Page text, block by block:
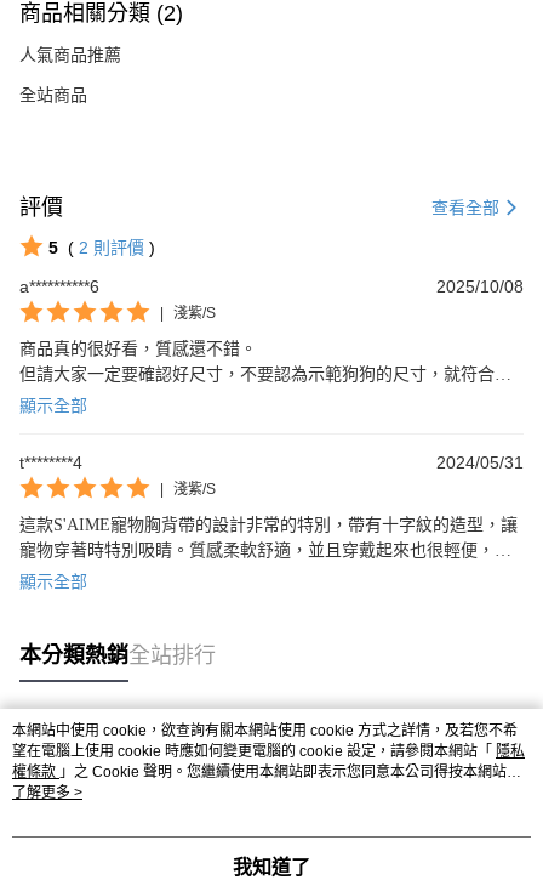
商品相關分類 (2)
人氣商品推薦
全站商品
評價 查看全部
5 ( 2 則評價 )
a**********6
2025/10/08
淺紫/S
商品真的很好看，質感還不錯。
但請大家一定要確認好尺寸，不要認為示範狗狗的尺寸，就符合你
家可愛的狗狗，買最小的也不是小型犬但還是太大。
斷片- -
問我要保留什麼商品，結果算我要保留的商品金額當退款金額，還
會硬扯胸背帶=胸背衣，問題我要保留的是牽繩，跟胸背什麼關係，
總之客服人員水準不一，讓人對品牌卻步 謝謝
顯示全部
t********4 2024/05/31
淺紫/S
這款S'AIME寵物胸背帶的設計非常的特別，帶有十字紋的造型，讓
寵物穿著時特別吸睛。質感柔軟舒適，並且穿戴起來也很輕便，十
分適合搭配寵物外出活動使用。非常推薦！
顯示全部
本分類熱銷全站排行
熱門標籤
本網站中使用 cookie，欲查詢有關本網站使用 cookie 方式之詳情，及若您不希
望在電腦上使用 cookie 時應如何變更電腦的 cookie 設定，請參閱本網站「 隱私
權條款 」之 Cookie 聲明。您繼續使用本網站即表示您同意本公司得按本網站使
用條款之 Cookie 聲明使用 cookie。
了解更多 >
我知道了